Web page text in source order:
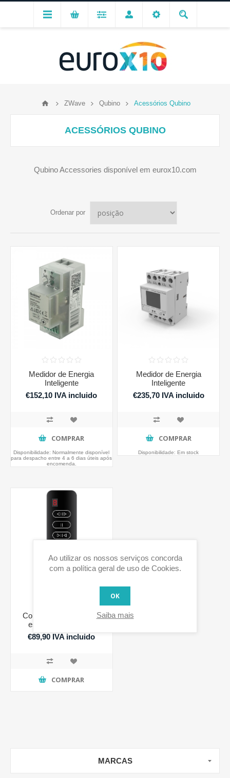
ZWave Qubino Acessórios Qubino
ACESSÓRIOS QUBINO
Qubino Accessories disponível em eurox10.com
Ordenar por
Medidor de Energia
Inteligente
€152,10 IVA incluido
COMPRAR
Disponibilidade: Normalmente disponível
para despacho entre 4 a 6 dias úteis após
encomenda.
Medidor de Energia
Inteligente
€235,70 IVA incluido
COMPRAR
Disponibilidade: Em stock
Comando Z-Wave para
estores e persianas
€89,90 IVA incluido
COMPRAR
MARCAS
Ao utilizar os nossos serviços concorda
com a política geral de uso de Cookies.
OK
Saiba mais